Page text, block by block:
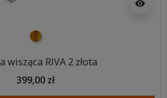
visibility
złoty
wisząca RIVA 2 złota
399,00 zł